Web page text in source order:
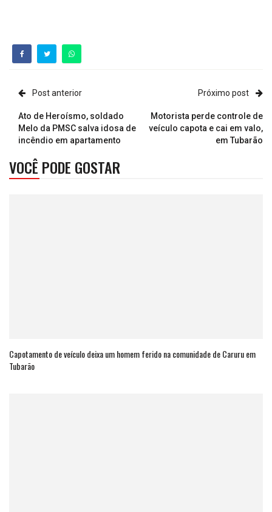
Post anterior
Ato de Heroísmo, soldado
Melo da PMSC salva idosa de
incêndio em apartamento
Próximo post
Motorista perde controle de
veículo capota e cai em valo,
em Tubarão
VOCÊ PODE GOSTAR
Capotamento de veículo deixa um homem ferido na comunidade de Caruru em
Tubarão